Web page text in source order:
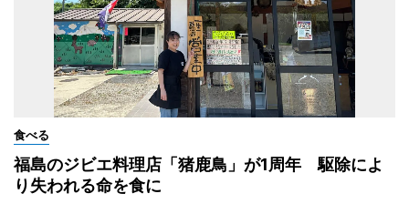
食べる
福島のジビエ料理店「猪鹿鳥」が1周年 駆除によ
り失われる命を食に